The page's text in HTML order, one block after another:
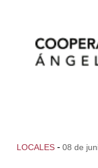
LOCALES - 08 de